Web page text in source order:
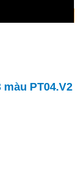
PT04.V2